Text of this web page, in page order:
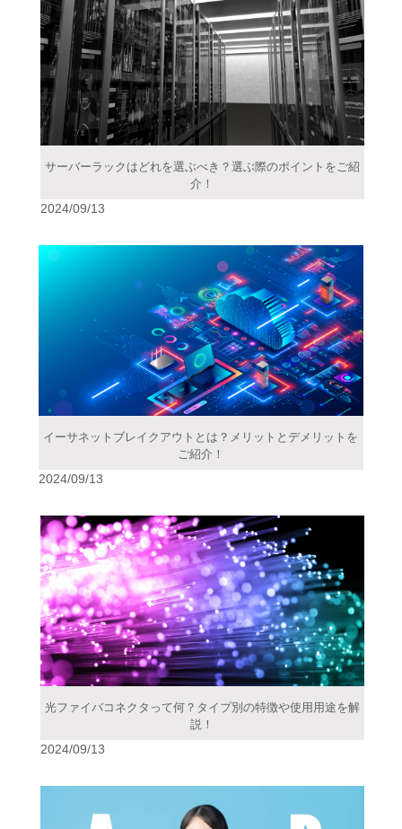
サーバーラックはどれを選ぶべき？選ぶ際のポイントをご紹
介！
2024/09/13
イーサネットブレイクアウトとは？メリットとデメリットを
ご紹介！
2024/09/13
光ファイバコネクタって何？タイプ別の特徴や使用用途を解
説！
2024/09/13